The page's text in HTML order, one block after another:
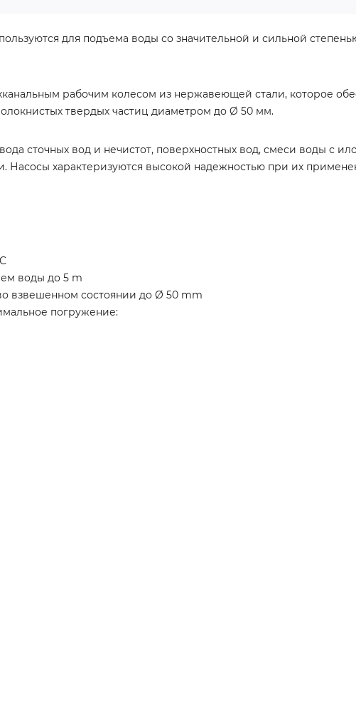
для подъема воды со значительной и сильной
рабочим колесом из нержавеющей стали, которое
твердых частиц диаметром до Ø 50 мм.
сточных вод и нечистот, поверхностных вод, смеси воды с
Насосы характеризуются высокой надежностью при их
воды до 5 m
взвешенном состоянии до Ø 50 mm
погружение: